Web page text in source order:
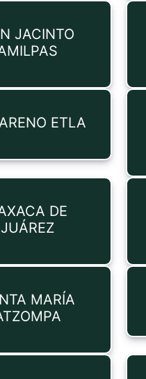
JACINTO
ETLA
DE
JUÁREZ
MARÍA